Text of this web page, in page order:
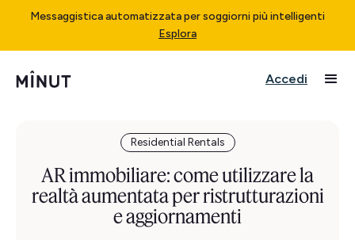
Messaggistica automatizzata per soggiorni più intelligenti
Esplora
Accedi
Residential Rentals
AR immobiliare: come utilizzare la
realtà aumentata per ristrutturazioni
e aggiornamenti